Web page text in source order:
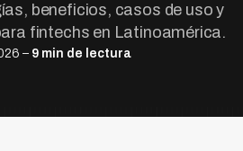
beneficios, casos de uso y
fintechs en Latinoamérica.
– 9 min de lectura